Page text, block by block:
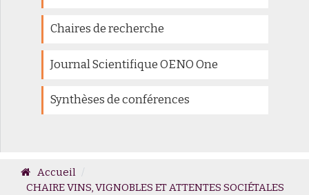
Chaires de recherche
Journal Scientifique OENO One
Synthèses de conférences
Accueil
CHAIRE VINS, VIGNOBLES ET ATTENTES SOCIÉTALES